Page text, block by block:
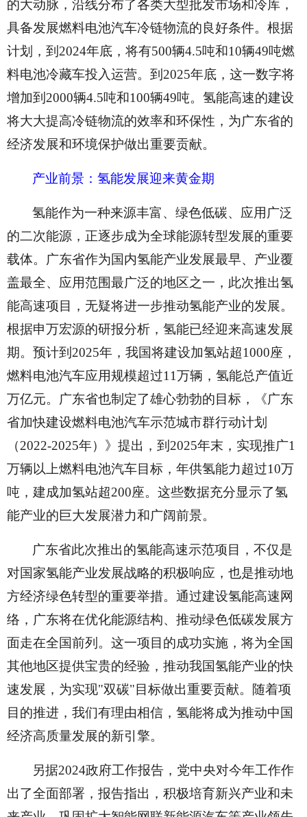
的大动脉，沿线分布了各类大型批发市场和冷库，
具备发展燃料电池汽车冷链物流的良好条件。根据
计划，到 2024年底，将有500辆4.5吨和10辆49吨燃
料电池冷藏车投入运营。到2025年底，这一数字将
增加到2000辆4.5吨和100辆49吨。氢能高速的建设
将大大提高冷链物流的效率和环保性，为广东省的
经济发展和环境保护做出重要贡献。
产业前景：氢能发展迎来黄金期
氢能作为一种来源丰富、绿色低碳、应用广泛
的二次能源，正逐步成为全球能源转型发展的重要
载体。广东省作为国内氢能产业发展最早、产业覆
盖最全、应用范围最广泛的地区之一，此次推出氢
能高速项目，无疑将进一步推动氢能产业的发展。
根据申万宏源的研报分析，氢能已经迎来高速发展
期。预计到 2025年，我国将建设加氢站超1000座，
燃料电池汽车应用规模超过11万辆，氢能总产值近
万亿元。广东省也制定了雄心勃勃的目标，《广东
省加快建设燃料电池汽车示范城市群行动计划
（2022-2025年）》提出，到2025年末，实现推广1
万辆以上燃料电池汽车目标，年供氢能力超过10万
吨，建成加氢站超200座。这些数据充分显示了氢
能产业的巨大发展潜力和广阔前景。
广东省此次推出的氢能高速示范项目，不仅是
对国家氢能产业发展战略的积极响应，也是推动地
方经济绿色转型的重要举措。通过建设氢能高速网
络，广东将在优化能源结构、推动绿色低碳发展方
面走在全国前列。这一项目的成功实施，将为全国
其他地区提供宝贵的经验，推动我国氢能产业的快
速发展，为实现"双碳"目标做出重要贡献。随着项
目的推进，我们有理由相信，氢能将成为推动中国
经济高质量发展的新引擎。
另据2024政府工作报告，党中央对今年工作作
出了全面部署，报告指出，积极培育新兴产业和未